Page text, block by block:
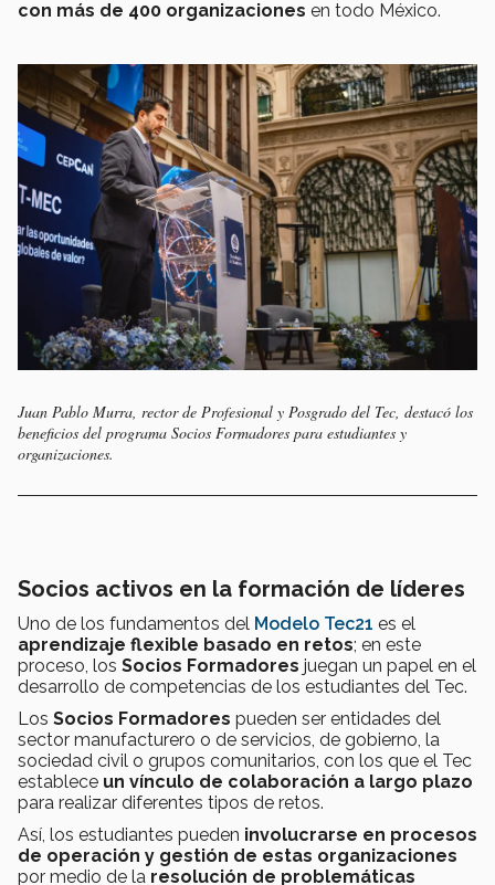
con más de 400 organizaciones en todo México.
Juan Pablo Murra, rector de Profesional y Posgrado del Tec, destacó los
beneficios del programa Socios Formadores para estudiantes y
organizaciones.
Socios activos en la formación de líderes
Uno de los fundamentos del Modelo Tec21 es el
aprendizaje flexible basado en retos; en este
proceso, los Socios Formadores juegan un papel en el
desarrollo de competencias de los estudiantes del Tec.
Los Socios Formadores pueden ser entidades del
sector manufacturero o de servicios, de gobierno, la
sociedad civil o grupos comunitarios, con los que el Tec
establece un vínculo de colaboración a largo plazo
para realizar diferentes tipos de retos.
Así, los estudiantes pueden involucrarse en procesos
de operación y gestión de estas organizaciones
por medio de la resolución de problemáticas